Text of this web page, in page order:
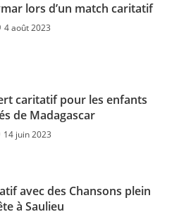
lors d’un match caritatif
4 août 2023
caritatif pour les enfants
de Madagascar
14 juin 2023
avec des Chansons plein
à Saulieu